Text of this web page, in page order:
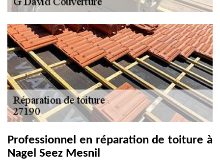
Professionnel en réparation de toiture à
Nagel Seez Mesnil